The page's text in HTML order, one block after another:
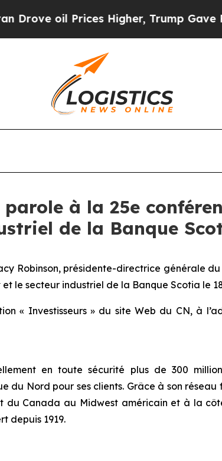
oil Prices Higher, Trump Gave
à la 25e
de la Banque
Robinson, présidente-directrice générale
le secteur industriel de la Banque Scotia le
« Investisseurs » du site Web du CN, à
en toute sécurité plus de 300
Nord pour ses clients. Grâce à son
du Canada au Midwest américain et à la
depuis 1919.